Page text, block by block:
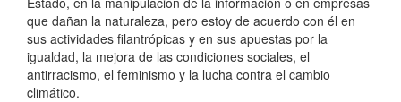
que dañan la naturaleza, pero estoy de acuerdo con él en
sus actividades filantrópicas y en sus apuestas por la
igualdad, la mejora de las condiciones sociales, el
antirracismo, el feminismo y la lucha contra el cambio
climático.